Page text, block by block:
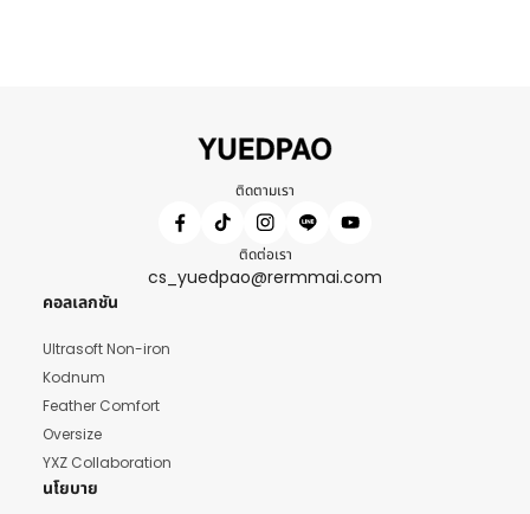
ติดตามเรา
ติดต่อเรา
cs_yuedpao@rermmai.com
คอลเลกชัน
Ultrasoft Non-iron
Kodnum
Feather Comfort
Oversize
YXZ Collaboration
นโยบาย